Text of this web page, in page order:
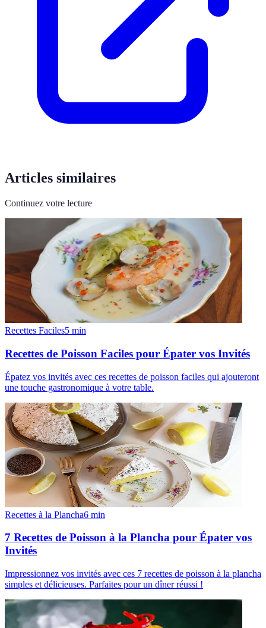
Articles similaires
Continuez votre lecture
Recettes Faciles5 min
Recettes de Poisson Faciles pour Épater vos Invités
Épatez vos invités avec ces recettes de poisson faciles qui ajouteront
une touche gastronomique à votre table.
Recettes à la Plancha6 min
7 Recettes de Poisson à la Plancha pour Épater vos
Invités
Impressionnez vos invités avec ces 7 recettes de poisson à la plancha
simples et délicieuses. Parfaites pour un dîner réussi !